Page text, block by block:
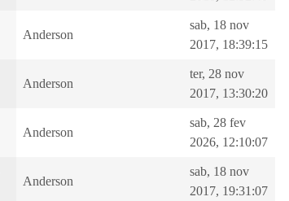
Anderson
sab, 18 nov
2017, 18:39:15
Anderson
ter, 28 nov
2017, 13:30:20
Anderson
sab, 28 fev
2026, 12:10:07
Anderson
sab, 18 nov
2017, 19:31:07